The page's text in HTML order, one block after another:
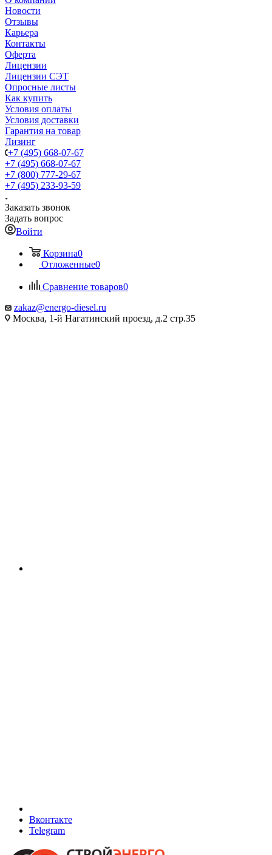
Новости
Отзывы
Карьера
Контакты
Оферта
Лицензии
Лицензии СЭТ
Опросные листы
Как купить
Условия оплаты
Условия доставки
Гарантия на товар
Лизинг
+7 (495) 668-07-67
+7 (495) 668-07-67
+7 (800) 777-29-67
+7 (495) 233-93-59
Заказать звонок
Задать вопрос
Войти
Корзина0
Отложенные0
Сравнение товаров0
zakaz@energo-diesel.ru
Москва, 1-й Нагатинский проезд, д.2 стр.35
Вконтакте
Telegram